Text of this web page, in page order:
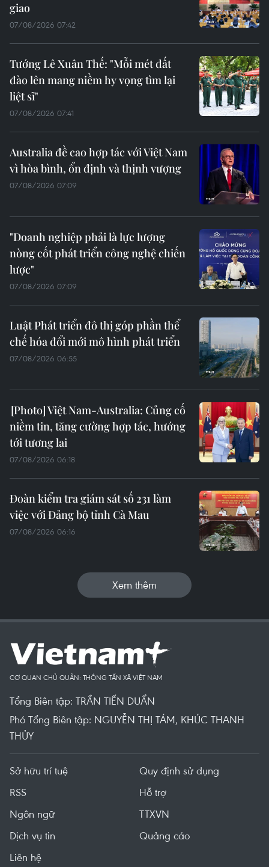
giao
07/08/2026 07:42
Tướng Lê Xuân Thế: "Mỗi mét đất
đào lên mang niềm hy vọng tìm lại
liệt sĩ"
07/08/2026 07:41
Australia đề cao hợp tác với Việt Nam
vì hòa bình, ổn định và thịnh vượng
07/08/2026 07:09
"Doanh nghiệp phải là lực lượng
nòng cốt phát triển công nghệ chiến
lược"
07/08/2026 07:09
Luật Phát triển đô thị góp phần thể
chế hóa đổi mới mô hình phát triển
07/08/2026 06:55
Việt Nam-Australia: Củng cố
niềm tin, tăng cường hợp tác, hướng
tới tương lai
07/08/2026 06:18
Đoàn kiểm tra giám sát số 231 làm
việc với Đảng bộ tỉnh Cà Mau
07/08/2026 06:16
Xem thêm
CƠ QUAN CHỦ QUẢN: THÔNG TẤN XÃ VIỆT NAM
Tổng Biên tập: TRẦN TIẾN DUẨN
Phó Tổng Biên tập: NGUYỄN THỊ TÁM, KHÚC THANH
THỦY
Sở hữu trí tuệ
Quy định sử dụng
RSS
Hỗ trợ
Ngôn ngữ
TTXVN
Dịch vụ tin
Quảng cáo
Liên hệ